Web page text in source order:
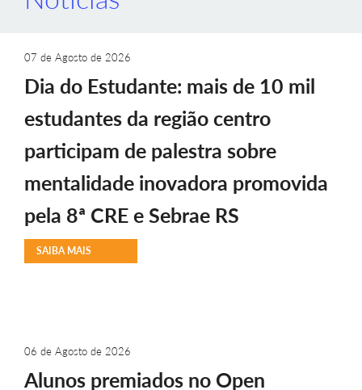
07 de Agosto de 2026
Dia do Estudante: mais de 10 mil
estudantes da região centro
participam de palestra sobre
mentalidade inovadora promovida
pela 8ª CRE e Sebrae RS
SAIBA MAIS
06 de Agosto de 2026
Alunos premiados no Open